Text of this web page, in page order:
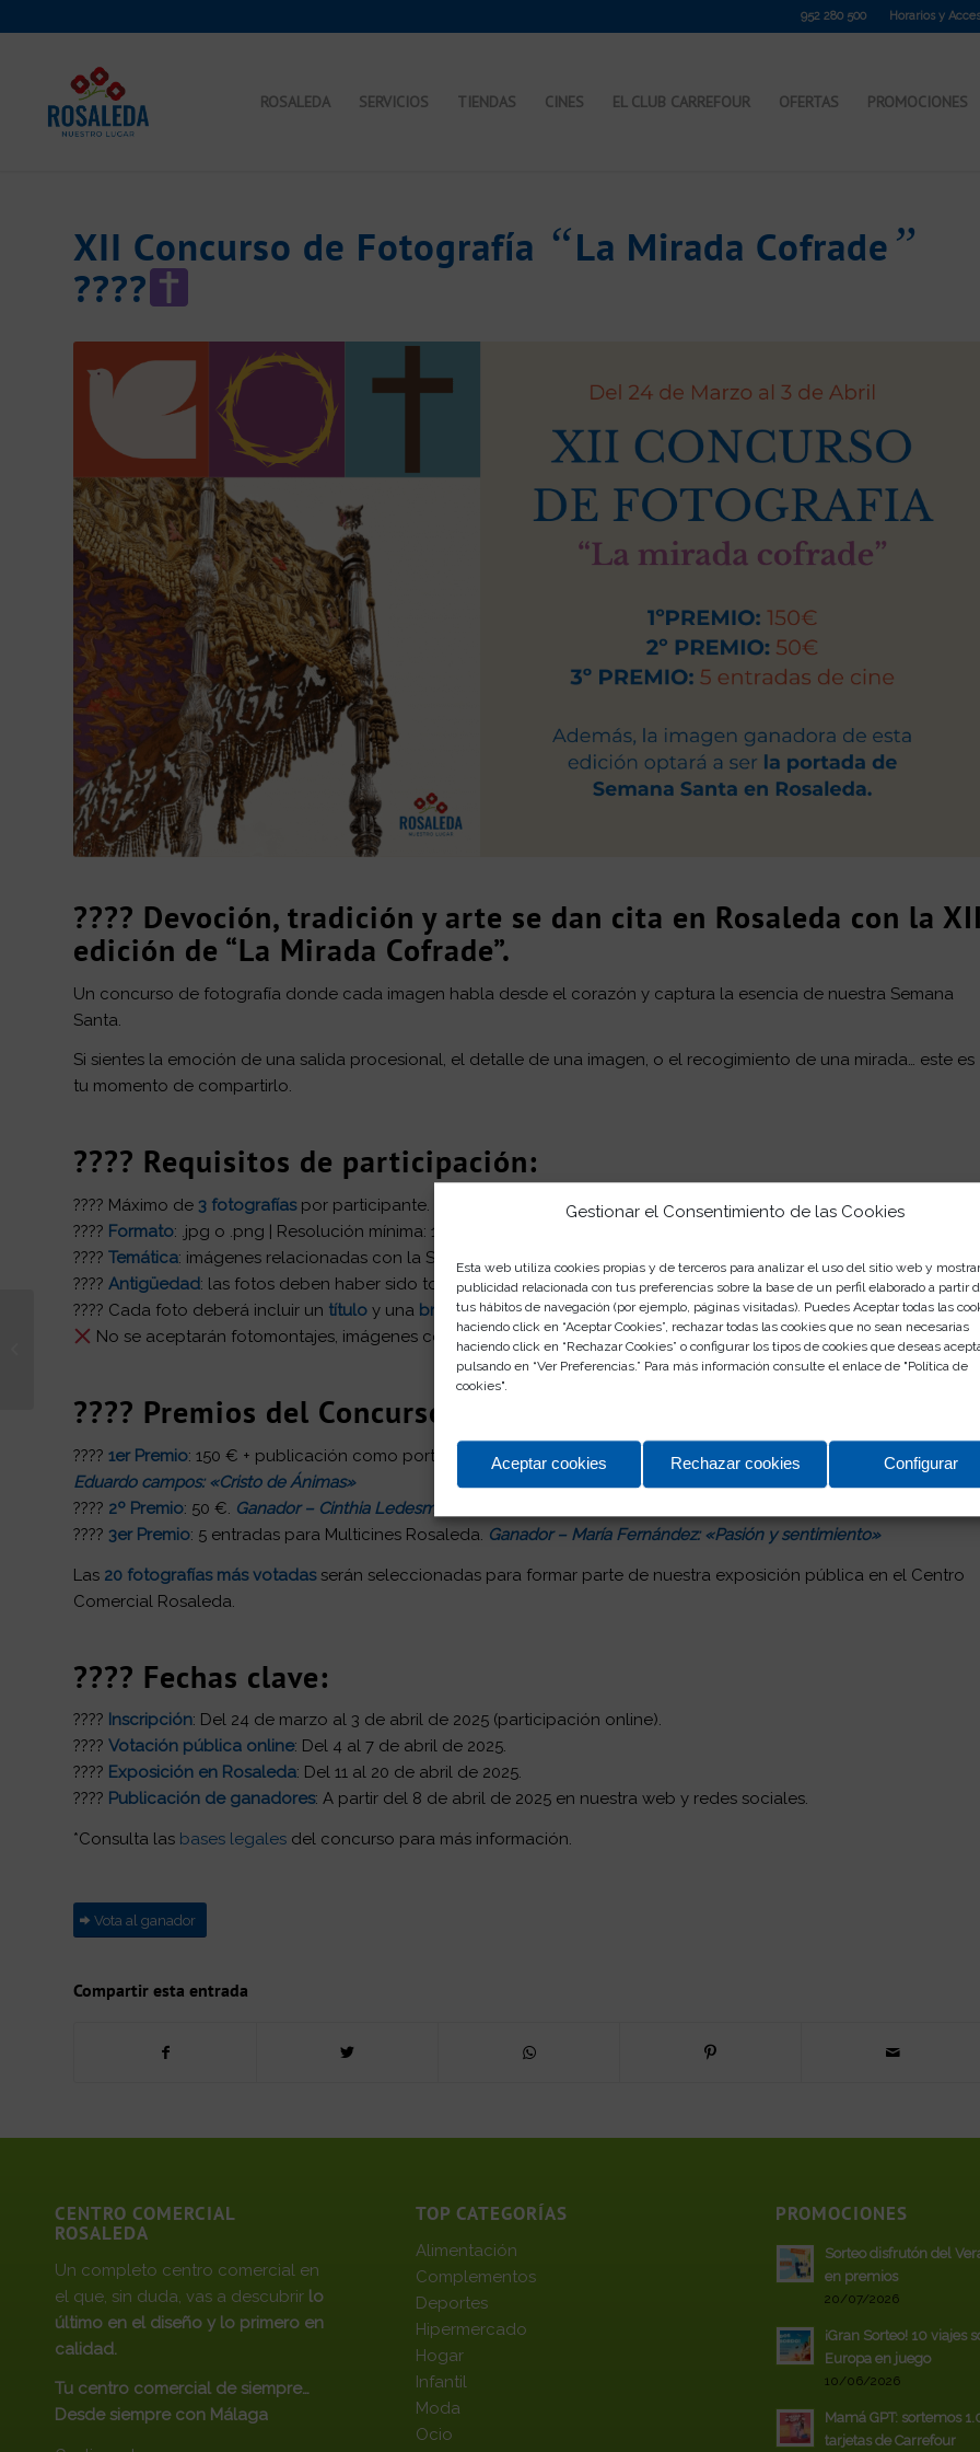
Gestionar el Consentimiento de las Cookies
Esta web utiliza cookies propias y de terceros para analizar el uso del sitio web y
publicidad relacionada con tus preferencias sobre la base de un perfil elaborado a partir
tus hábitos de navegación (por ejemplo, páginas visitadas). Puedes Aceptar todas las
haciendo click en “Aceptar Cookies”, rechazar todas las cookies que no sean necesarias
haciendo click en “Rechazar Cookies” o configurar los tipos de cookies que deseas
pulsando en “Ver Preferencias.” Para más información consulte el enlace de "Política de
cookies".
Aceptar cookies Rechazar cookies Configurar
952 280 500 Horarios y
ROSALEDA SERVICIOS TIENDAS CINES EL CLUB CARREFOUR OFERTAS PROMOCIONES
XII Concurso de Fotografía “La Mirada Cofrade”
????
???? Devoción, tradición y arte se dan cita en Rosaleda con la XII
edición de “La Mirada Cofrade”.
Un concurso de fotografía donde cada imagen habla desde el corazón y captura la esencia de nuestra Semana
Santa.
Si sientes la emoción de una salida procesional, el detalle de una imagen, o el recogimiento de una mirada… este es
tu momento de compartirlo.
???? Requisitos de participación:
???? Máximo de 3 fotografíaspor participante.
???? Formato: .jpg o .png | Resolución mínima: 1920×1080 px | Tamaño máximo: 500 MB por archivo.
???? Temática: imágenes relacionadas con la Semana Santa (devoción, procesiones, iconografía, detalles, etc.).
???? Antigüedad: las fotos deben haber sido tomadas hasta el 31 de diciembre de 2024.
???? Cada foto deberá incluir un título y una breve descripcióncontextualizada.
No se aceptarán fotomontajes, imágenes con marca de agua ni firmadas.
???? Premios del Concurso:
???? 1er Premio: 150 € + publicación como portada del Libro Itinerario Semana Santa Rosaleda 2025.
Ganador –
Eduardo campos: «Cristo de Ánimas»
???? 2º Premio: 50 €. Ganador – Cinthia Ledesma: » Y al final, la luz»
???? 3er Premio: 5 entradas para Multicines Rosaleda. Ganador – María Fernández: «Pasión y sentimiento»
Las 20 fotografías más votadasserán seleccionadas para formar parte de nuestra exposición pública en el Centro
Comercial Rosaleda.
???? Fechas clave:
???? Inscripción: Del 24 de marzo al 3 de abril de 2025 (participación online).
????️ Votación pública online: Del 4 al 7 de abril de 2025.
????️ Exposición en Rosaleda: Del 11 al 20 de abril de 2025.
???? Publicación de ganadores: A partir del 8 de abril de 2025 en nuestra web y redes sociales.
*Consulta las bases legales del concurso para más información.
Vota al ganador
Compartir esta entrada
CENTRO COMERCIAL
ROSALEDA
Un completo centro comercial en
el que, sin duda, vas a descubrir lo
último en el diseño y lo primero en
calidad.
Tu centro comercial de siempre…
Desde siempre con Málaga
TOP CATEGORÍAS
Alimentación
Complementos
Deportes
Hipermercado
Hogar
Infantil
Moda
Ocio
PROMOCIONES
Sorteo disfrutón del
en premios
20/07/2026
¡Gran Sorteo! 10 viajes
Europa en juego
10/06/2026
Mamá GPT: sortemos
tarjetas de Carrefour
Estrena Primavera con